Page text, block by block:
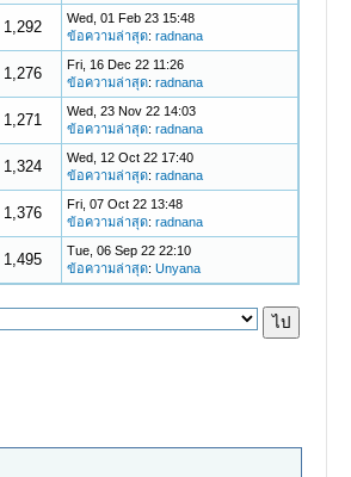
1,292
Wed, 01 Feb 23 15:48
ข้อความล่าสุด:radnana
1,276
Fri, 16 Dec 22 11:26
ข้อความล่าสุด:radnana
1,271
Wed, 23 Nov 22 14:03
ข้อความล่าสุด:radnana
1,324
Wed, 12 Oct 22 17:40
ข้อความล่าสุด:radnana
1,376
Fri, 07 Oct 22 13:48
ข้อความล่าสุด:radnana
1,495
Tue, 06 Sep 22 22:10
ข้อความล่าสุด:Unyana